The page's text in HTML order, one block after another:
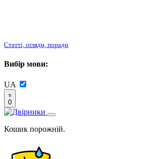
Статті, огляди, поради
Вибір мови:
UA
0
Кошик порожній.